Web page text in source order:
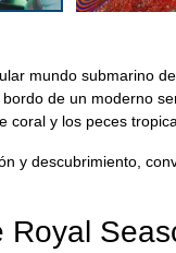
mundo submarino
de un moderno
y los peces
y descubrimiento,
Royal